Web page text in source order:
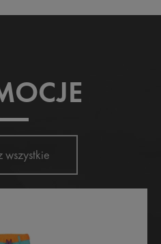
wszystkie